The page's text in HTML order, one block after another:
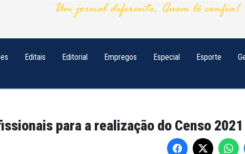
Editais Editorial Empregos Especial Esporte
para a realização do Censo 2021